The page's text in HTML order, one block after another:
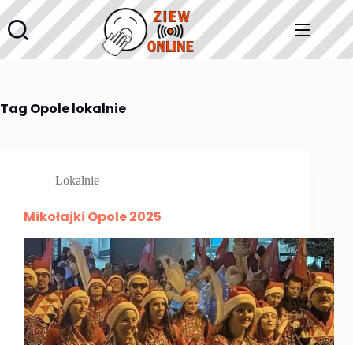
Przejdź
do
treści
Tag Opole lokalnie
Lokalnie
Mikołajki Opole 2025